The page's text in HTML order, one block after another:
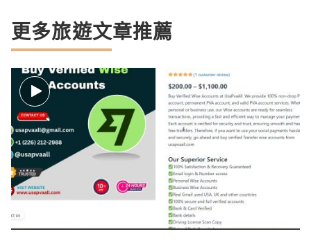
更多旅遊文章推薦